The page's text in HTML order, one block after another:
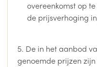
overeenkomst op
de prijsverhoging
5. De in het aanbod
genoemde prijzen zijn